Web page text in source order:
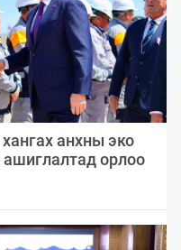
анхны эко
ашиглалтад орлоо